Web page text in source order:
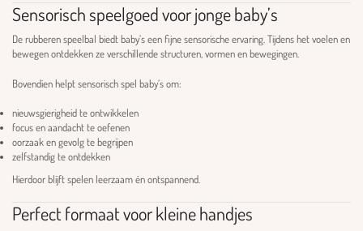
Sensorisch speelgoed voor jonge baby’s
De rubberen speelbal biedt baby’s een fijne sensorische ervaring. Tijdens het voelen en
bewegen ontdekken ze verschillende structuren, vormen en bewegingen.
Bovendien helpt sensorisch spel baby’s om:
nieuwsgierigheid te ontwikkelen
focus en aandacht te oefenen
oorzaak en gevolg te begrijpen
zelfstandig te ontdekken
Hierdoor blijft spelen leerzaam én ontspannend.
Perfect formaat voor kleine handjes